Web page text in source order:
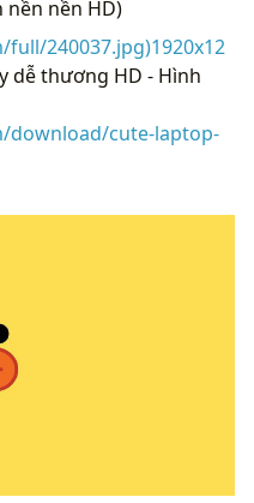
nền nền HD)
240037.jpg)1920x12
dễ thương HD - Hình
download/cute-laptop-